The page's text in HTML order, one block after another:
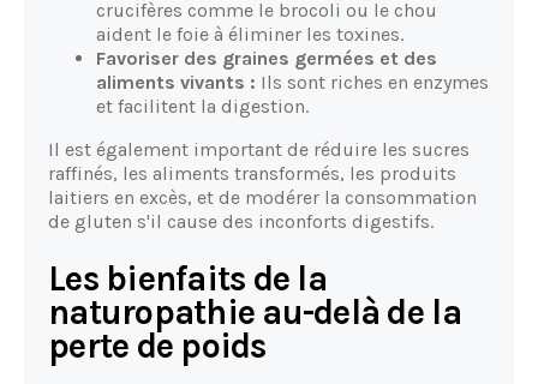
crucifères comme le brocoli ou le chou
aident le foie à éliminer les toxines.
Favoriser des graines germées et des
aliments vivants : Ils sont riches en enzymes
et facilitent la digestion.
Il est également important de réduire les sucres
raffinés, les aliments transformés, les produits
laitiers en excès, et de modérer la consommation
de gluten s'il cause des inconforts digestifs.
Les bienfaits de la
naturopathie au-delà de la
perte de poids